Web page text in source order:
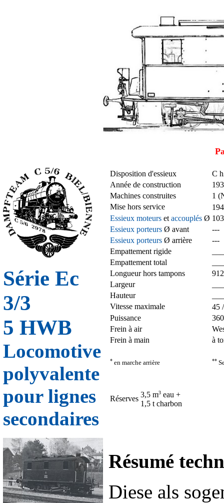
Série Ec
3/3
5 HWB
Locomotive
polyvalente
pour lignes
secondaires
Disposition d'essieux
C
Année de construction
Machines construites
1
Mise hors service
Essieux moteurs et accouplés Ø
Essieux porteurs Ø avant
---
Essieux porteurs Ø arrière
---
Empattement rigide
Empattement total
Longueur hors tampons
Largeur
Hauteur
Vitesse maximale
45
Puissance
Frein à air
Frein à main
à
* en marche arrière **
Réserves 3,5 m3 eau +
1,5 t charbon
Résumé
Diese als